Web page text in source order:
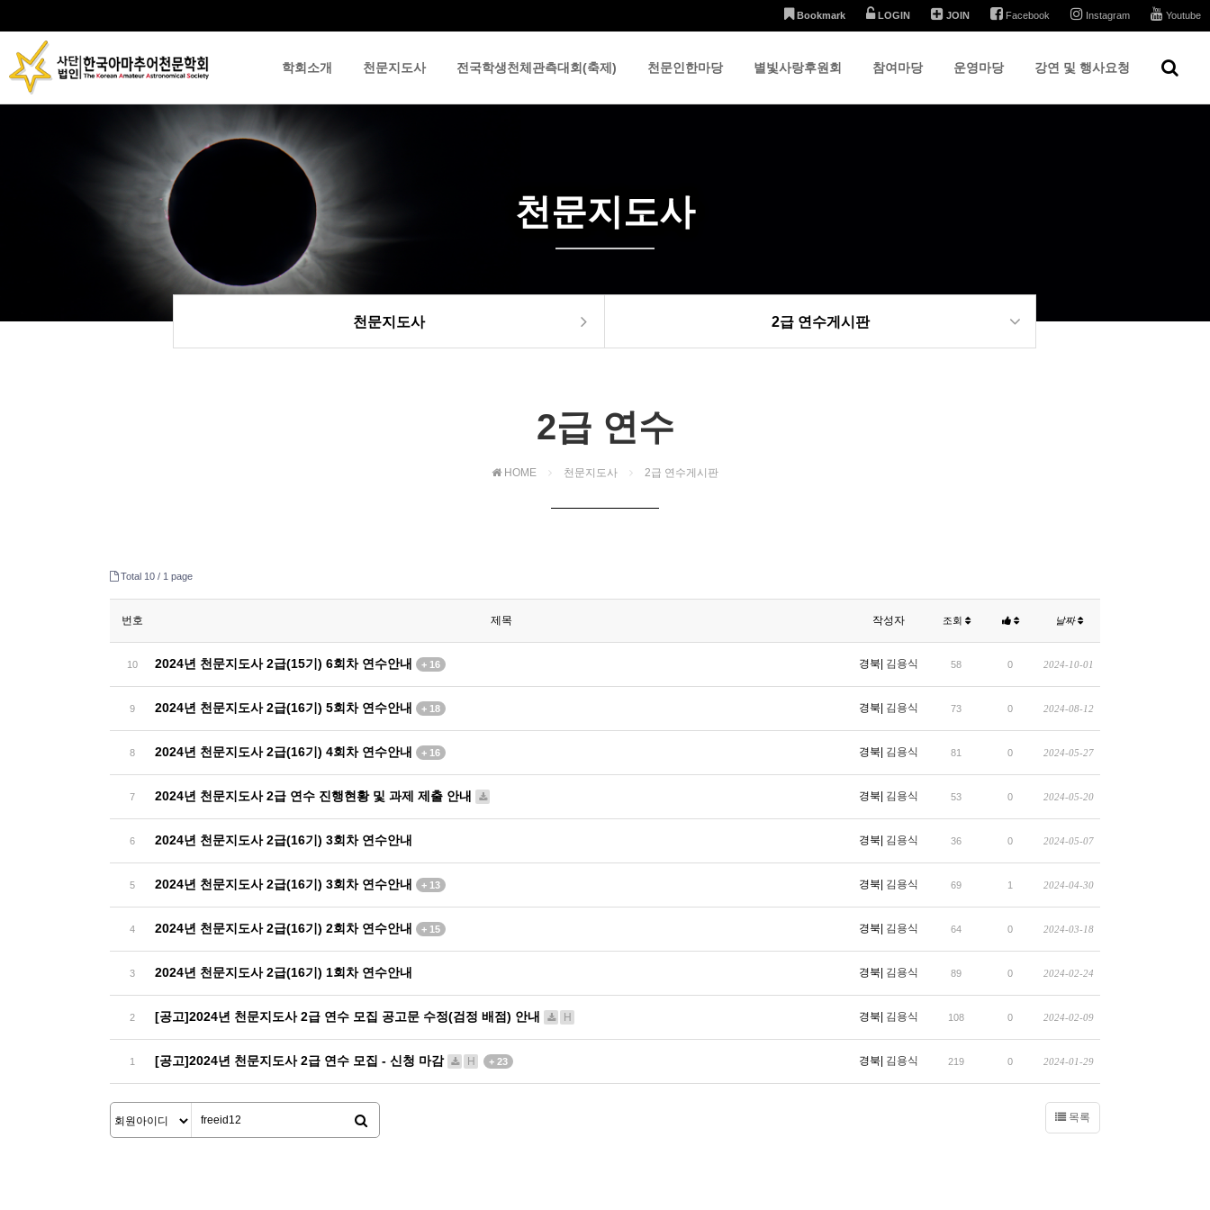
Bookmark LOGIN JOIN Facebook Instagram Youtube
학회소개 천문지도사 전국학생천체관측대회(축제) 천문인한마당 별빛사랑후원회 참여마당
하위분류
운영마당
하위분류
강연 및 행사요청
천문지도사
천문지도사 2급 연수게시판
2급 연수
HOME 천문지도사 2급 연수게시판
Total 10 / 1 page
번호 제목 작성자 조회 날짜
10 2024년 천문지도사 2급(15기) 6회차 연수안내 + 16 경북| 김용식 58 0 2024-10-01
9 2024년 천문지도사 2급(16기) 5회차 연수안내 + 18 경북| 김용식 73 0 2024-08-12
8 2024년 천문지도사 2급(16기) 4회차 연수안내 + 16 경북| 김용식 81 0 2024-05-27
7 2024년 천문지도사 2급 연수 진행현황 및 과제 제출 안내 경북| 김용식 53 0 2024-05-20
6 2024년 천문지도사 2급(16기) 3회차 연수안내 경북| 김용식 36 0 2024-05-07
5 2024년 천문지도사 2급(16기) 3회차 연수안내 + 13 경북| 김용식 69 1 2024-04-30
4 2024년 천문지도사 2급(16기) 2회차 연수안내 + 15 경북| 김용식 64 0 2024-03-18
3 2024년 천문지도사 2급(16기) 1회차 연수안내 경북| 김용식 89 0 2024-02-24
2 [공고]2024년 천문지도사 2급 연수 모집 공고문 수정(검정 배점) 안내 H 경북| 김용식 108 0 2024-02-09
1 [공고]2024년 천문지도사 2급 연수 모집 - 신청 마감 H + 23 경북| 김용식 219 0 2024-01-29
목록